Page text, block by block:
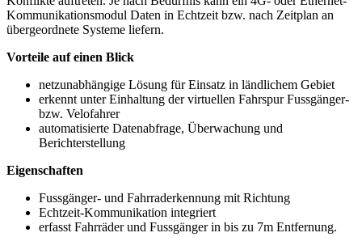
Kommunikationsmodul Daten in Echtzeit bzw. nach Zeitplan an
übergeordnete Systeme liefern.
Vorteile auf einen Blick
netzunabhängige Lösung für Einsatz in ländlichem Gebiet
erkennt unter Einhaltung der virtuellen Fahrspur Fussgänger-
bzw. Velofahrer
automatisierte Datenabfrage, Überwachung und
Berichterstellung
Eigenschaften
Fussgänger- und Fahrraderkennung mit Richtung
Echtzeit-Kommunikation integriert
erfasst Fahrräder und Fussgänger in bis zu 7m Entfernung.